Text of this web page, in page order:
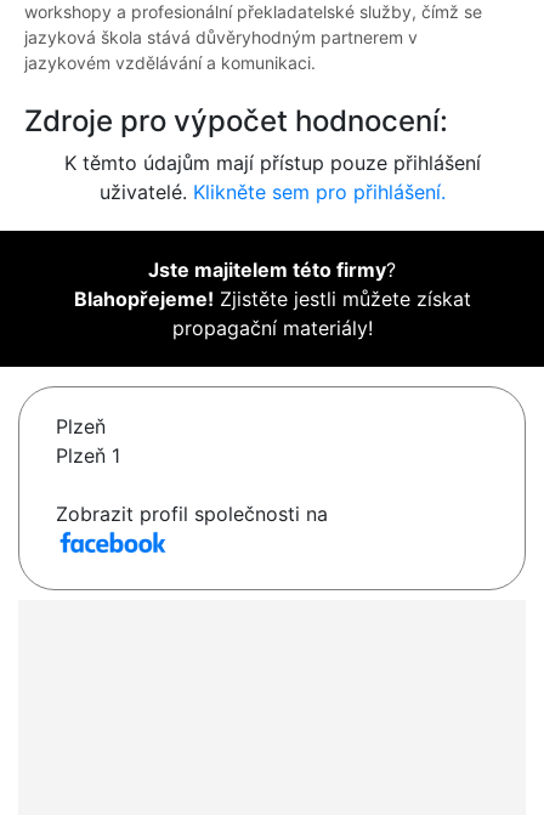
workshopy a profesionální překladatelské služby, čímž se
jazyková škola stává důvěryhodným partnerem v
jazykovém vzdělávání a komunikaci.
Zdroje pro výpočet hodnocení:
K těmto údajům mají přístup pouze přihlášení
uživatelé. Klikněte sem pro přihlášení.
Jste majitelem této firmy?
Blahopřejeme! Zjistěte jestli můžete získat
propagační materiály!
Plzeň
Plzeň 1
Zobrazit profil společnosti na